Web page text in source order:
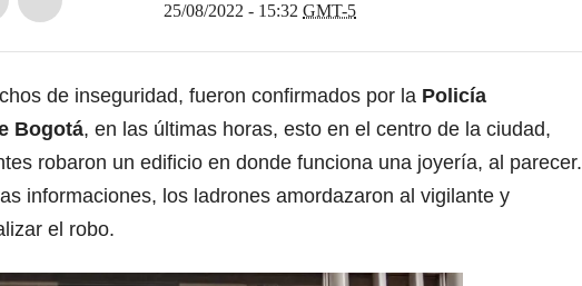
25/08/2022 - 15:32 GMT-5
de inseguridad, fueron confirmados por la Policía
Bogotá, en las últimas horas, esto en el centro de la ciudad,
robaron un edificio en donde funciona una joyería, al parecer.
informaciones, los ladrones amordazaron al vigilante y
el robo.